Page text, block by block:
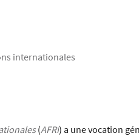
internationales
(AFRI) a une vocation